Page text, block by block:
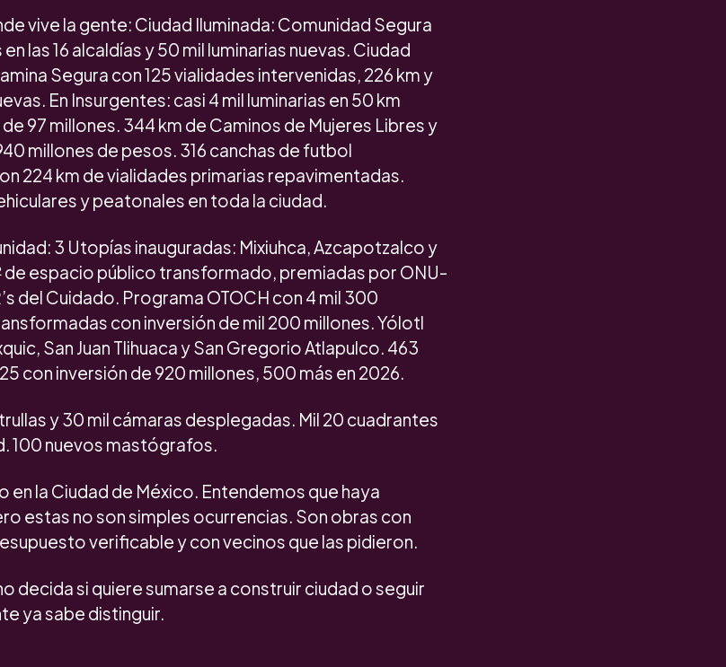
vive la gente: Ciudad Iluminada: Comunidad Segura
las 16 alcaldías y 50 mil luminarias nuevas. Ciudad
Segura con 125 vialidades intervenidas, 226 km y
En Insurgentes: casi 4 mil luminarias en 50 km
97 millones. 344 km de Caminos de Mujeres Libres y
millones de pesos. 316 canchas de futbol
224 km de vialidades primarias repavimentadas.
y peatonales en toda la ciudad.
3 Utopías inauguradas: Mixiuhca, Azcapotzalco y
de espacio público transformado, premiadas por ONU-
del Cuidado. Programa OTOCH con 4 mil 300
con inversión de mil 200 millones. Yólotl
San Juan Tlihuaca y San Gregorio Atlapulco. 463
con inversión de 920 millones, 500 más en 2026.
y 30 mil cámaras desplegadas. Mil 20 cuadrantes
100 nuevos mastógrafos.
en la Ciudad de México. Entendemos que haya
estas no son simples ocurrencias. Son obras con
verificable y con vecinos que las pidieron.
decida si quiere sumarse a construir ciudad o seguir
ya sabe distinguir.